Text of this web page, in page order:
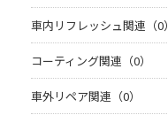
車内リフレッシュ関連（0）
コーティング関連（0）
車外リペア関連（0）